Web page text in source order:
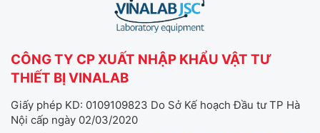
CÔNG TY CP XUẤT NHẬP KHẨU VẬT TƯ
THIẾT BỊ VINALAB
Giấy phép KD: 0109109823 Do Sở Kế hoạch Đầu tư TP Hà
Nội cấp ngày 02/03/2020